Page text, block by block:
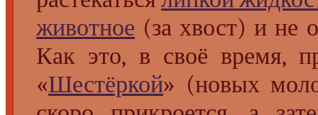
животное (за хвост) и не
Как это, в своё время,
«Шестёркой» (новых